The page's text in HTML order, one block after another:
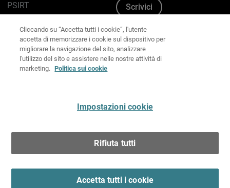
PSIRT
Politica sui cookie
Informativa sulla privacy
Kit Media & Brand
Scrivici
Copyright © 1996-2026 WatchGuard Technologies, Inc.
tutti i diritti riservati.Terms of Use >
Cliccando su “Accetta tutti i cookie”, l'utente
accetta di memorizzare i cookie sul dispositivo per
migliorare la navigazione del sito, analizzare
l'utilizzo del sito e assistere nelle nostre attività di
marketing.
Politica sui cookie
Impostazioni cookie
Rifiuta tutti
Accetta tutti i cookie